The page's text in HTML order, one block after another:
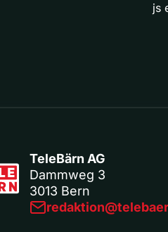
js
TeleBärn AG
Dammweg 3
3013 Bern